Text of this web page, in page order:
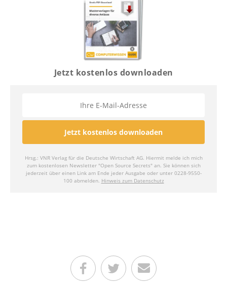
Teilen auf Facebook
Teilen auf Twitter
Per E-Mail senden